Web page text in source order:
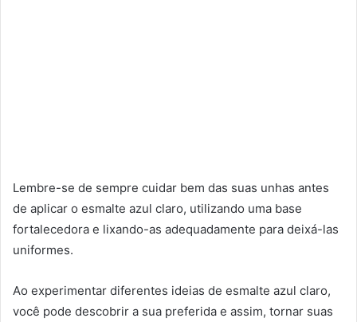
Lembre-se de sempre cuidar bem das suas unhas antes
de aplicar o esmalte azul claro, utilizando uma base
fortalecedora e lixando-as adequadamente para deixá-las
uniformes.
Ao experimentar diferentes ideias de esmalte azul claro,
você pode descobrir a sua preferida e assim, tornar suas